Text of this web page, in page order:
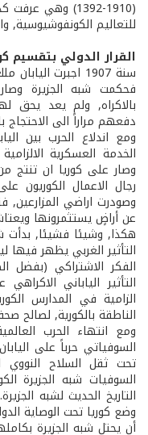
(1392-­1910) وهي
للتعاليم الكونفوشيوسية,
القرار الدولي بتقسيم
سنة 1907 اجبرت
فحكمت شبه الجزيرة وصار
بالاكراه, ولم يعد
دفعهم مراراً الى الاحتجاج
ومع اندلاع الحرب بين
الخدمة العسكرية
وصار على كوريا ان تنتج
وصودرت اراضي المزارعين,
عن أراضٍ يستثمرونها
هكذا, وشيئا فشيئا, بدأت
التأثير الغربي يظهر فيها
الفكر الاشتراكي
التأثير الياباني
الزامية في المدارس
الناطقة بالكورية, لصالح
السوفياتي حرباً على
تحت ثقل السلاح
السوفيات شبه الجزيرة
وضع كوريا تحت الوصاية
أن يحتل شبه الجزيرة